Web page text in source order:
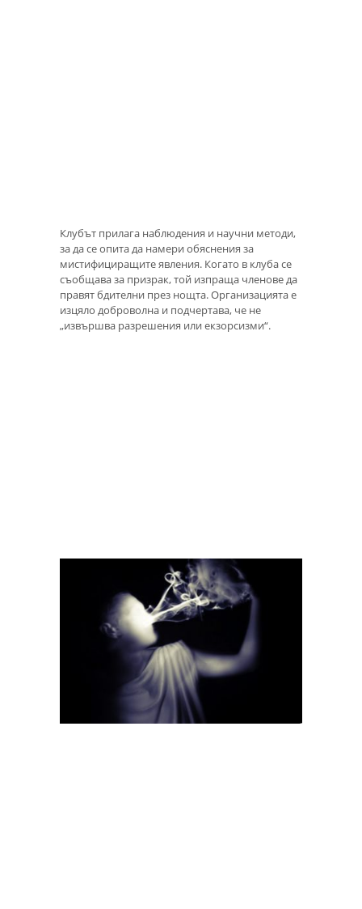
Клубът прилага наблюдения и научни методи,
за да се опита да намери обяснения за
мистифициращите явления. Когато в клуба се
съобщава за призрак, той изпраща членове да
правят бдителни през нощта. Организацията е
изцяло доброволна и подчертава, че не
„извършва разрешения или екзорсизми“.